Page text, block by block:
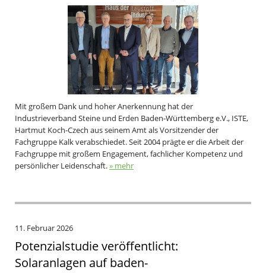
Mit großem Dank und hoher Anerkennung hat der
Industrieverband Steine und Erden Baden-Württemberg e.V., ISTE,
Hartmut Koch-Czech aus seinem Amt als Vorsitzender der
Fachgruppe Kalk verabschiedet. Seit 2004 prägte er die Arbeit der
Fachgruppe mit großem Engagement, fachlicher Kompetenz und
persönlicher Leidenschaft.» mehr
11. Februar 2026
Potenzialstudie veröffentlicht:
Solaranlagen auf baden-